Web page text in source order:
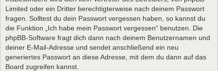
Limited oder ein Dritter berechtigterweise nach deinem Passwort
fragen. Solltest du dein Passwort vergessen haben, so kannst du
die Funktion „Ich habe mein Passwort vergessen“ benutzen. Die
phpBB-Software fragt dich dann nach deinem Benutzernamen und
deiner E-Mail-Adresse und sendet anschließend ein neu
generiertes Passwort an diese Adresse, mit dem du dann auf das
Board zugreifen kannst.